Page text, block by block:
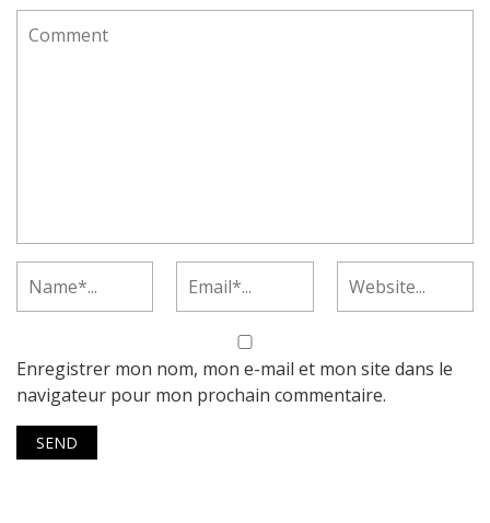
Enregistrer mon nom, mon e-mail et mon site dans le
navigateur pour mon prochain commentaire.